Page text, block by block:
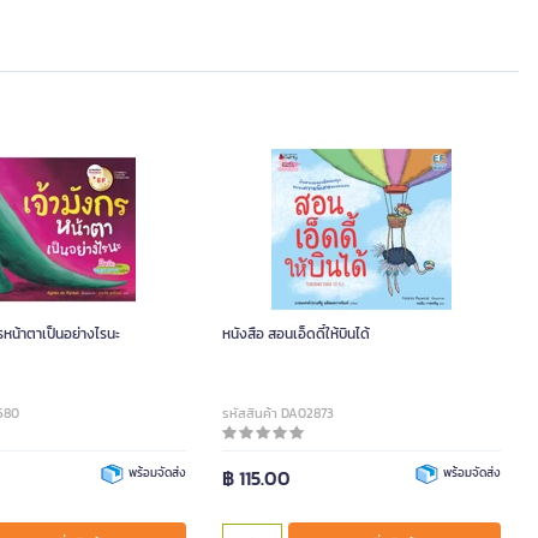
น้าตาเป็นอย่างไรนะ
พร้อมจัดส่ง
หนังสือ สอนเอ็ดดี้ให้บินได้
รหัสสินค้า DA02873
฿ 115.00 พร้อมจัดส่ง